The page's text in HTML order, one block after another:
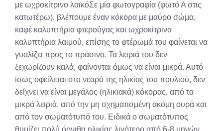
με ωχροκίτρινο λαϊκόΣε μία φωτογραφία (φωτό Α στις
κατωτέρω), βλέπουμε έναν κόκορα με μαύρο σώμα,
καφέ καλυπτήρια φτερούγας και ωχροκίτρινα
καλυπτήρια λαιμού, επίσης το φτέρωμά του φαίνεται να
γυαλίζει προς το πράσινο. Τα λειριά του δεν
ξεχωρίζουν καλά, φαίνονται όμως να είναι μικρά. Αυτό
ίσως οφείλεται στο νεαρό της ηλικίας του πουλιού, δεν
δείχνει να είναι μεγάλος (ηλικιακά) κόκορας, από τα
μικρά λειριά, από την μη σχηματισμένη ακόμη ουρά και
από τον σωματότυπό του. Ειδικά ο σωματότυπος
θυμίζει πολύ όρνιθα ηλικίας λιγότερο από 6-8 μηνών.